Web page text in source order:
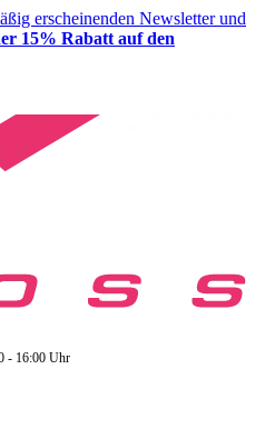
erscheinenden Newsletter und
15% Rabatt auf den
- 16:00 Uhr